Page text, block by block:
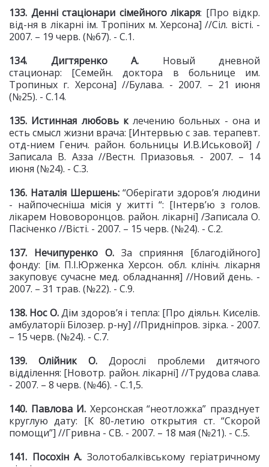
133. Денні стаціонари сімейного лікаря: [Про відкр.
від-ня в лікарні ім. Тропіних м. Херсона] //Сіл. вісті. -
2007. – 19 черв. (№67). - С.1.
134. Дигтяренко А. Новый дневной
стационар: [Семейн. доктора в больнице им.
Тропиных г. Херсона] //Булава. - 2007. – 21 июня
(№25). - С.14.
135. Истинная любовь клечению больных - она и
есть смысл жизни врача: [Интервью с зав. терапевт.
отд-нием Генич. район. больницы И.В.Иськовой] /
Записала В. Азза //Вестн. Приазовья. - 2007. – 14
июня (№24). - С.3.
136. Наталія Шершень:“Оберігати здоров’я людини
- найпочесніша місія у житті “: [Інтерв’ю з голов.
лікарем Нововоронцов. район. лікарні] /Записала О.
Пасіченко //Вісті. - 2007. – 15 черв. (№24). - С.2.
137. Нечипуренко О. За сприяння [благодійного]
фонду: [ім. П.І.Юрженка Херсон. обл. клініч. лікарня
закуповує сучасне мед. обладнання] //Новий день. -
2007. – 31 трав. (№22). - С.9.
138. Нос О.Дім здоров’я і тепла: [Про діяльн. Киселів.
амбулаторії Білозер. р-ну] //Придніпров. зірка. - 2007.
– 15 черв. (№24). - С.7.
139. Олійник О. Дорослі проблеми дитячого
відділення: [Новотр. район. лікарні] //Трудова слава.
- 2007. – 8 черв. (№46). - С.1,5.
140. Павлова И. Херсонская “неотложка” празднует
круглую дату: [К 80-летию открытия ст. “Скорой
помощи”] //Гривна - СВ. - 2007. – 18 мая (№21). - С.5.
141. Посохін А. Золотобалківському геріатричному